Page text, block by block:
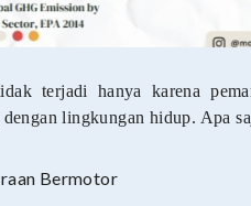
terjadi hanya karena
lingkungan hidup. Apa
Bermotor